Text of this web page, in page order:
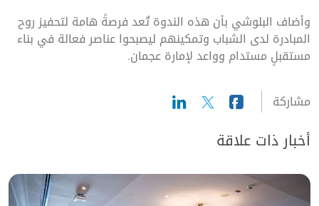
وأضاف البلوشي بأن هذه الندوة تُعد فرصةً هامة لتحفيز روح
المبادرة لدى الشباب وتمكينهم ليصبحوا عناصر فعالة في بناء
مستقبلٍ مستدام وواعد لإمارة عجمان.
مشاركة
أخبار ذات علاقة